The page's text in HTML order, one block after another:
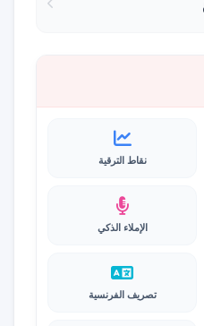
نقاط الترقية
الإملاء الذكي
تصريف الفرنسية